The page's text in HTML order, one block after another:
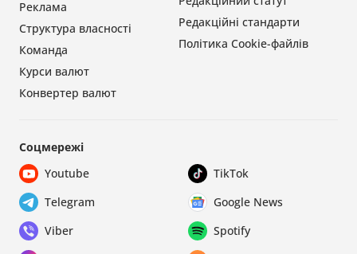
Редакційні стандарти
Політика Cookie-файлів
Реклама
Структура власності
Команда
Курси валют
Конвертер валют
Соцмережі
Youtube
TikTok
Telegram
Google News
Viber
Spotify